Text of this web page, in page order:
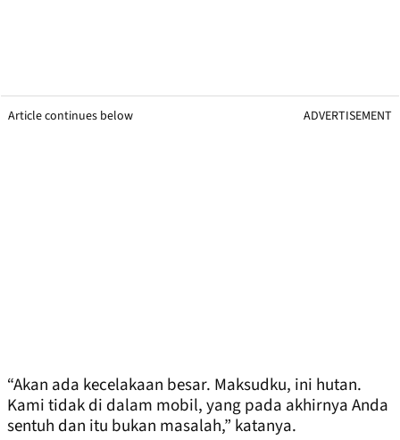
Article continues below ADVERTISEMENT
“Akan ada kecelakaan besar. Maksudku, ini hutan.
Kami tidak di dalam mobil, yang pada akhirnya Anda
sentuh dan itu bukan masalah,” katanya.